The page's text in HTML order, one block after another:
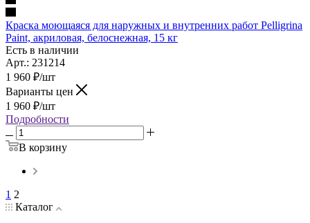
Краска моющаяся для наружных и внутренних работ Pelligrina
Paint, акриловая, белоснежная, 15 кг
Есть в наличии
Арт.: 231214
1 960 ₽/шт
Варианты цен
1 960 ₽/шт
Подробности
В корзину
1 2
Каталог